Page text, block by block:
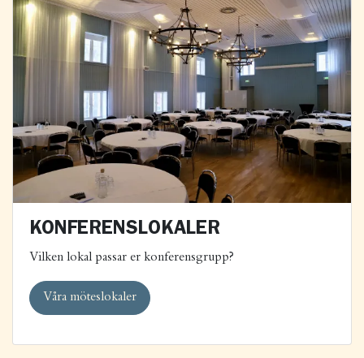
KONFERENSLOKALER
Vilken lokal passar er konferensgrupp?
Våra möteslokaler